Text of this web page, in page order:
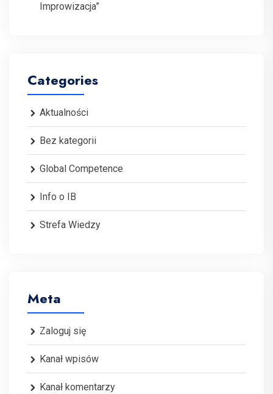
Improwizacja”
Categories
Aktualności
Bez kategorii
Global Competence
Info o IB
Strefa Wiedzy
Meta
Zaloguj się
Kanał wpisów
Kanał komentarzy